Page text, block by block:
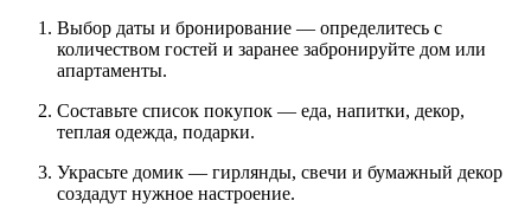
Выбор даты и бронирование — определитесь с
количеством гостей и заранее забронируйте дом или
апартаменты.
Составьте список покупок — еда, напитки, декор,
теплая одежда, подарки.
Украсьте домик — гирлянды, свечи и бумажный декор
создадут нужное настроение.